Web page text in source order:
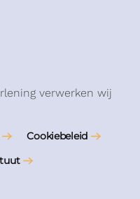
verwerken wij
Cookiebeleid